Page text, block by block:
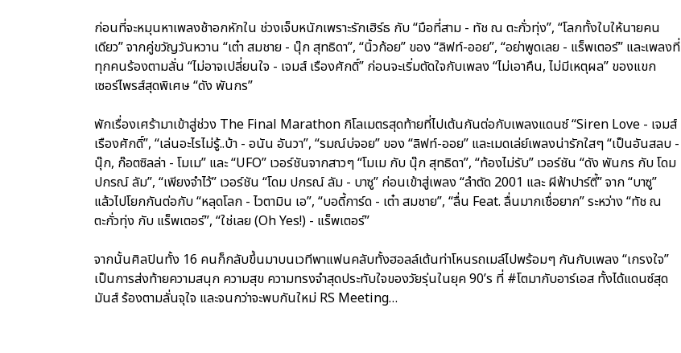
ก่อนที่จะหมุนหาเพลงช้าอกหักใน ช่วงเจ็บหนักเพราะรักเฮิร์ธ กับ “มือที่สาม - ทัช ณ ตะกั่วทุ่ง”, “โลกทั้งใบให้นายคน
เดียว” จากคู่ขวัญวันหวาน “เต๋า สมชาย - นุ๊ก สุทธิดา”, “นิ้วก้อย” ของ “ลิฟท์-ออย”, “อย่าพูดเลย - แร็พเตอร์” และเพลงที่
ทุกคนร้องตามลั่น “ไม่อาจเปลี่ยนใจ - เจมส์ เรืองศักดิ์” ก่อนจะเริ่มตัดใจกับเพลง “ไม่เอาคืน, ไม่มีเหตุผล” ของแขก
เซอร์ไพรส์สุดพิเศษ “ดัง พันกร”
พักเรื่องเศร้ามาเข้าสู่ช่วง The Final Marathon กิโลเมตรสุดท้ายที่ไปเต้นกันต่อกับเพลงแดนซ์ “Siren Love - เจมส์
เรืองศักดิ์”, “เล่นอะไรไม่รู้..บ้า - อนัน อันวา”, “รมณ์บ่จอย” ของ “ลิฟท์-ออย” และเมดเล่ย์เพลงน่ารักใสๆ “เป็นอันสลบ -
นุ๊ก, ก๊อตซิลล่า - โมเม” และ “UFO” เวอร์ชันจากสาวๆ “โมเม กับ นุ๊ก สุทธิดา”, “ท้องไม่รับ” เวอร์ชัน “ดัง พันกร กับ โดม
ปกรณ์ ลัม”, “เพียงจำไว้” เวอร์ชัน “โดม ปกรณ์ ลัม - บาซู” ก่อนเข้าสู่เพลง “ลำตัด 2001 และ ผีฟ้าปาร์ตี้” จาก “บาซู”
แล้วไปโยกกันต่อกับ “หลุดโลก - ไวตามิน เอ”, “บอดี้การ์ด - เต๋า สมชาย”, “ลื่น Feat. ลื่นมากเชื่อยาก” ระหว่าง “ทัช ณ
ตะกั่วทุ่ง กับ แร็พเตอร์”, “ใช่เลย (Oh Yes!) - แร็พเตอร์”
จากนั้นศิลปินทั้ง 16 คนก็กลับขึ้นมาบนเวทีพาแฟนคลับทั้งฮอลล์เต้นท่าโหนรถเมล์ไปพร้อมๆ กันกับเพลง “เกรงใจ”
เป็นการส่งท้ายความสนุก ความสุข ความทรงจำสุดประทับใจของวัยรุ่นในยุค 90’s ที่ #โตมากับอาร์เอส ทั้งได้แดนซ์สุด
มันส์ ร้องตามลั่นจุใจ และจนกว่าจะพบกันใหม่ RS Meeting…